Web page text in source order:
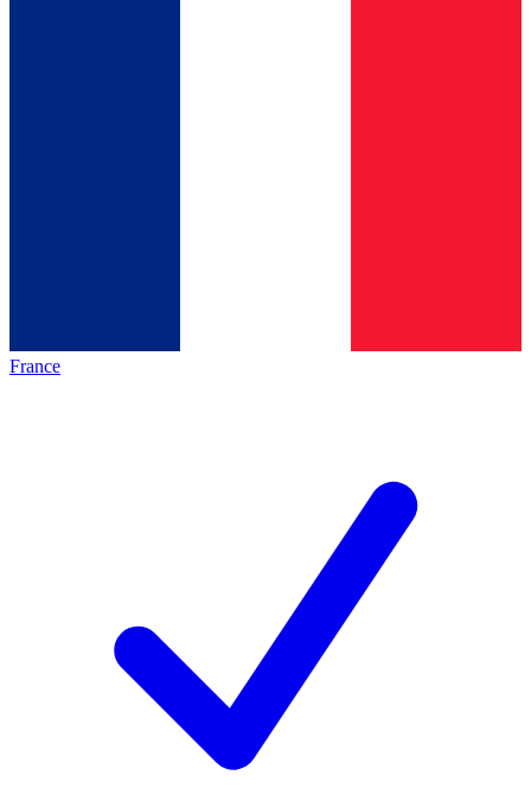
France